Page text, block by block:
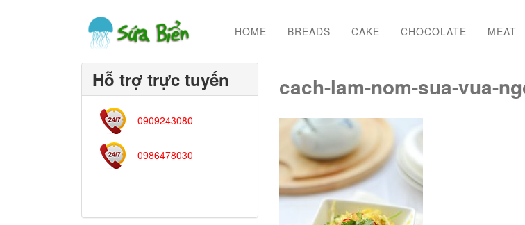
HOME BREADS CAKE CHOCOLATE MEAT
Hỗ trợ trực tuyến
0909243080
0986478030
cach-lam-nom-sua-vua-